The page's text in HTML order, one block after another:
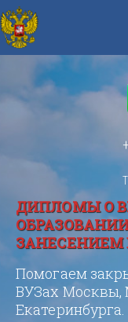
ДИПЛОМЫ О
ЗАНЕСЕНИЕМ
Помогаем
ВУЗах Москвы,